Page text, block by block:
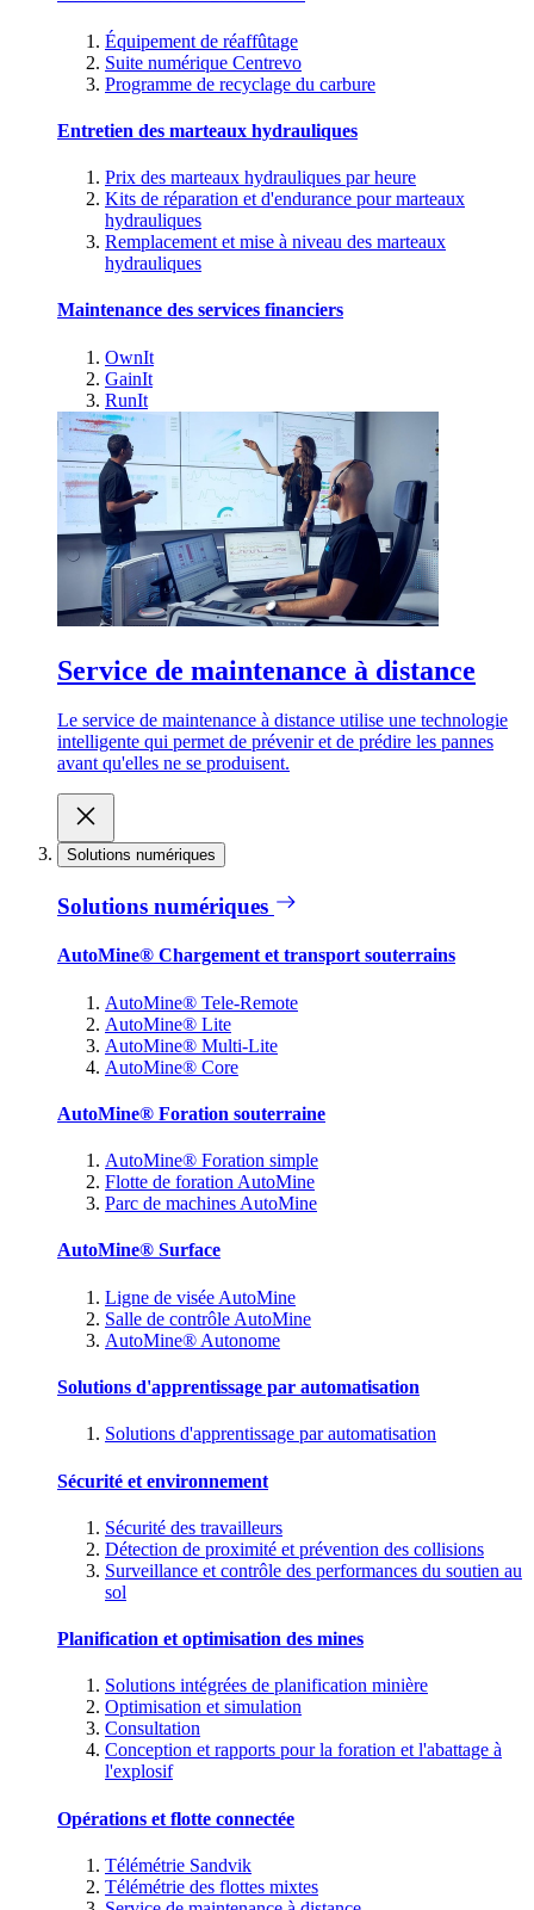
Équipement de réaffûtage
Suite numérique Centrevo
Programme de recyclage du carbure
Entretien des marteaux hydrauliques
Prix des marteaux hydrauliques par heure
Kits de réparation et d'endurance pour marteaux
hydrauliques
Remplacement et mise à niveau des marteaux
hydrauliques
Maintenance des services financiers
OwnIt
GainIt
RunIt
Service de maintenance à distance
Le service de maintenance à distance utilise une technologie
intelligente qui permet de prévenir et de prédire les pannes
avant qu'elles ne se produisent.
Solutions numériques
Solutions numériques
AutoMine® Chargement et transport souterrains
AutoMine® Tele-Remote
AutoMine® Lite
AutoMine® Multi-Lite
AutoMine® Core
AutoMine® Foration souterraine
AutoMine® Foration simple
Flotte de foration AutoMine
Parc de machines AutoMine
AutoMine® Surface
Ligne de visée AutoMine
Salle de contrôle AutoMine
AutoMine® Autonome
Solutions d'apprentissage par automatisation
Solutions d'apprentissage par automatisation
Sécurité et environnement
Sécurité des travailleurs
Détection de proximité et prévention des collisions
Surveillance et contrôle des performances du soutien au
sol
Planification et optimisation des mines
Solutions intégrées de planification minière
Optimisation et simulation
Consultation
Conception et rapports pour la foration et l'abattage à
l'explosif
Opérations et flotte connectée
Télémétrie Sandvik
Télémétrie des flottes mixtes